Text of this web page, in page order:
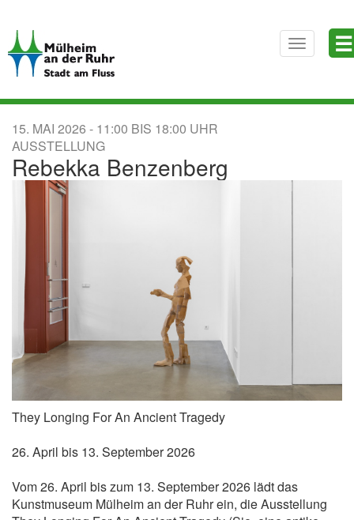
zum
Inhalt
Toggle
navigation
☰
15. MAI 2026 11:00 BIS 18:00
AUSSTELLUNG
Rebekka Benzenberg
They Longing For An Ancient Tragedy
26. April bis 13. September 2026
Vom 26. April bis zum 13. September 2026 lädt das
Kunstmuseum Mülheim an der Ruhr ein, die Ausstellung